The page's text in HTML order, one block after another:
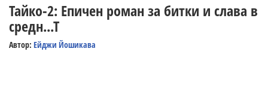
Тайко-2: Епичен роман за битки и слава в
средн...Т
Автор: Ейджи Йошикава